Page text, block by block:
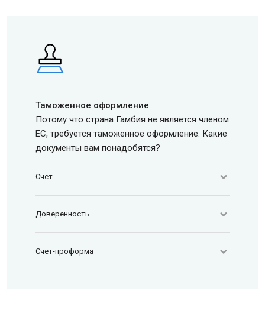
Таможенное оформление
Потому что страна Гамбия не является членом
ЕС, требуется таможенное оформление. Какие
документы вам понадобятся?
Счет
Доверенность
Счет-проформа